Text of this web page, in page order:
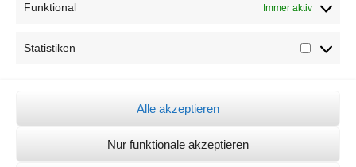
Funktional Immer aktiv
Statistiken
Alle akzeptieren
Nur funktionale akzeptieren
Tschaabgsi-Körbchen